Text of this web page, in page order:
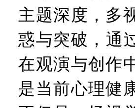
主题深度，多
惑与突破，通
在观演与创作
是当前心理健